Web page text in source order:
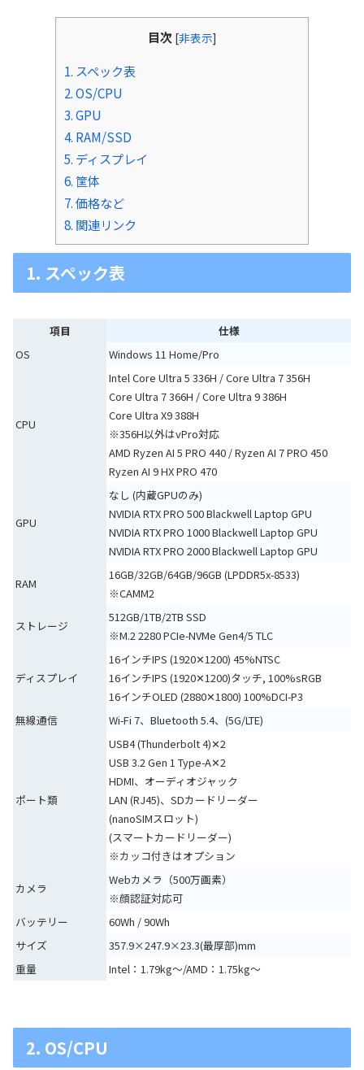
目次 [非表示]
1. スペック表
2. OS/CPU
3. GPU
4. RAM/SSD
5. ディスプレイ
6. 筐体
7. 価格など
8. 関連リンク
1. スペック表
項目
仕様
OS
Windows 11 Home/Pro
CPU
Intel Core Ultra 5 336H / Core Ultra 7 356H
Core Ultra 7 366H / Core Ultra 9 386H
Core Ultra X9 388H
※356H以外はvPro対応
AMD Ryzen AI 5 PRO 440 / Ryzen AI 7 PRO 450
Ryzen AI 9 HX PRO 470
GPU
なし (内蔵GPUのみ)
NVIDIA RTX PRO 500 Blackwell Laptop GPU
NVIDIA RTX PRO 1000 Blackwell Laptop GPU
NVIDIA RTX PRO 2000 Blackwell Laptop GPU
RAM
16GB/32GB/64GB/96GB (LPDDR5x-8533)
※CAMM2
ストレージ
512GB/1TB/2TB SSD
※M.2 2280 PCIe-NVMe Gen4/5 TLC
ディスプレイ
16インチIPS (1920✕1200) 45%NTSC
16インチIPS (1920✕1200)タッチ, 100%sRGB
16インチOLED (2880✕1800) 100%DCI-P3
無線通信
Wi-Fi 7、Bluetooth 5.4、(5G/LTE)
ポート類
USB4 (Thunderbolt 4)✕2
USB 3.2 Gen 1 Type-A✕2
HDMI、オーディオジャック
LAN (RJ45)、SDカードリーダー
(nanoSIMスロット)
(スマートカードリーダー)
※カッコ付きはオプション
カメラ
Webカメラ（500万画素）
※顔認証対応可
バッテリー
60Wh / 90Wh
サイズ
357.9×247.9×23.3(最厚部)mm
重量
Intel：1.79kg～/AMD：1.75kg～
2. OS/CPU